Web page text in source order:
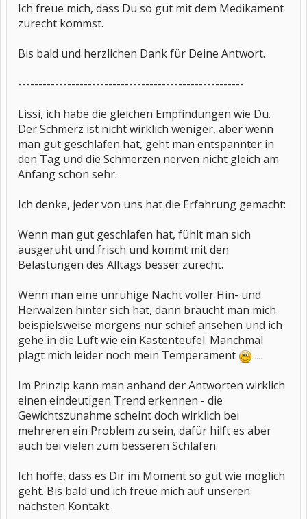
Ich freue mich, dass Du so gut mit dem Medikament
zurecht kommst.
Bis bald und herzlichen Dank für Deine Antwort.
-------------------------------------------------------
Lissi, ich habe die gleichen Empfindungen wie Du.
Der Schmerz ist nicht wirklich weniger, aber wenn
man gut geschlafen hat, geht man entspannter in
den Tag und die Schmerzen nerven nicht gleich am
Anfang schon sehr.
Ich denke, jeder von uns hat die Erfahrung gemacht:
Wenn man gut geschlafen hat, fühlt man sich
ausgeruht und frisch und kommt mit den
Belastungen des Alltags besser zurecht.
Wenn man eine unruhige Nacht voller Hin- und
Herwälzen hinter sich hat, dann braucht man mich
beispielsweise morgens nur schief ansehen und ich
gehe in die Luft wie ein Kastenteufel. Manchmal
plagt mich leider noch mein Temperament
....
Im Prinzip kann man anhand der Antworten wirklich
einen eindeutigen Trend erkennen - die
Gewichtszunahme scheint doch wirklich bei
mehreren ein Problem zu sein, dafür hilft es aber
auch bei vielen zum besseren Schlafen.
Ich hoffe, dass es Dir im Moment so gut wie möglich
geht. Bis bald und ich freue mich auf unseren
nächsten Kontakt.